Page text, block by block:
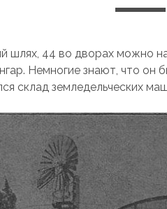
шлях, 44 во дворах можно
Немногие знают, что
склад земледельческих